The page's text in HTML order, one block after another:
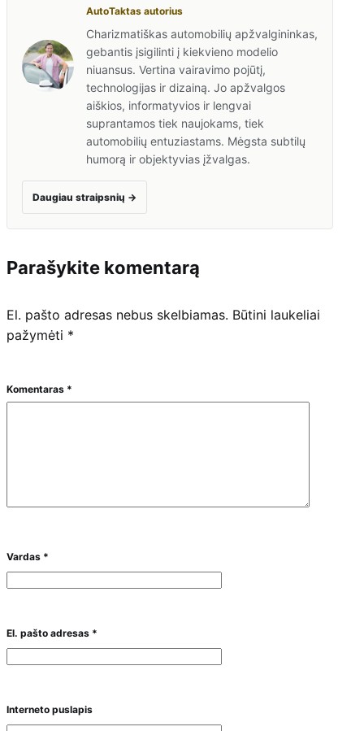
AutoTaktas autorius
Charizmatiškas automobilių apžvalgininkas,
gebantis įsigilinti į kiekvieno modelio
niuansus. Vertina vairavimo pojūtį,
technologijas ir dizainą. Jo apžvalgos
aiškios, informatyvios ir lengvai
suprantamos tiek naujokams, tiek
automobilių entuziastams. Mėgsta subtilų
humorą ir objektyvias įžvalgas.
Daugiau straipsnių →
Parašykite komentarą
El. pašto adresas nebus skelbiamas. Būtini laukeliai
pažymėti *
Komentaras *
Vardas *
El. pašto adresas *
Interneto puslapis